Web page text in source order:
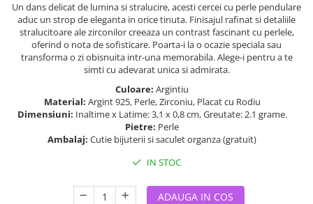
Un dans delicat de lumina si stralucire, acesti cercei cu perle pendulare
aduc un strop de eleganta in orice tinuta. Finisajul rafinat si detaliile
stralucitoare ale zirconilor creeaza un contrast fascinant cu perlele,
oferind o nota de sofisticare. Poarta-i la o ocazie speciala sau
transforma o zi obisnuita intr-una memorabila. Alege-i pentru a te
simti cu adevarat unica si admirata.
Culoare: Argintiu
Material: Argint 925, Perle, Zirconiu, Placat cu Rodiu
Dimensiuni: Inaltime x Latime: 3,1 x 0,8 cm, Greutate: 2.1 grame.
Pietre: Perle
Ambalaj: Cutie bijuterii si saculet organza (gratuit)
IN STOC
ADAUGA IN COS